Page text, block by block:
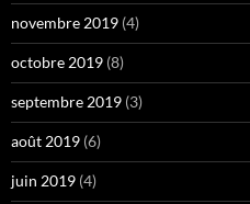
novembre 2019 (4)
octobre 2019 (8)
septembre 2019 (3)
août 2019 (6)
juin 2019 (4)